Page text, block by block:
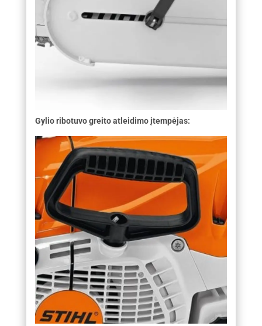
Gylio ribotuvo greito atleidimo įtempėjas: